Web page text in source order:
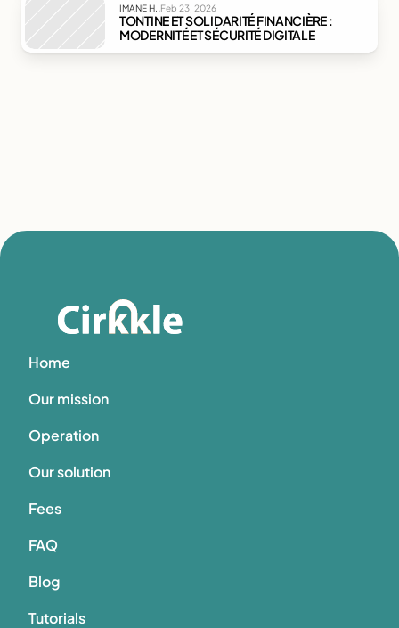
IMANE H. .Feb 23, 2026
TONTINE ET SOLIDARITÉ FINANCIÈRE :
MODERNITÉ ET SÉCURITÉ DIGITALE
Home
Our mission
Operation
Our solution
Fees
FAQ
Blog
Tutorials